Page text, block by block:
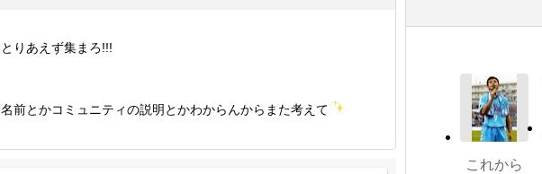
とりあえず集まろ!!!
名前とかコミュニティの説明とかわからんからまた考えて
これから